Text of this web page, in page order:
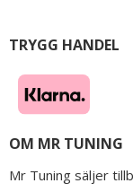
TRYGG HANDEL
OM MR TUNING
Mr Tuning säljer